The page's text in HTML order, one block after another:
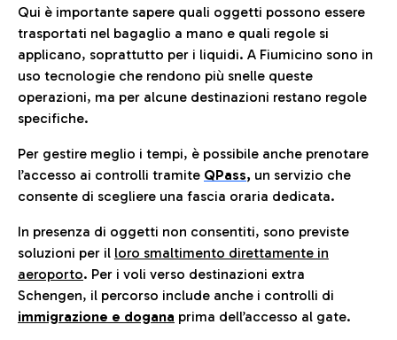
Qui è importante sapere quali oggetti possono essere
trasportati nel bagaglio a mano e quali regole si
applicano, soprattutto per i liquidi. A Fiumicino sono in
uso tecnologie che rendono più snelle queste
operazioni, ma per alcune destinazioni restano regole
specifiche.
Per gestire meglio i tempi, è possibile anche prenotare
l’accesso ai controlli tramite QPass, un servizio che
consente di scegliere una fascia oraria dedicata.
In presenza di oggetti non consentiti, sono previste
soluzioni per il loro smaltimento direttamente in
aeroporto. Per i voli verso destinazioni extra
Schengen, il percorso include anche i controlli di
immigrazione e dogana prima dell’accesso al gate.